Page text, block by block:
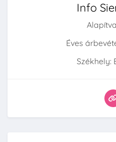
Info
Éves
Székhely: